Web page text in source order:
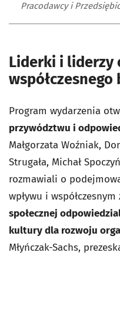
Pracodawcy i
Liderki i liderzy
współczesnego
Program wydarzenia
przywództwu i
Małgorzata Woźniak,
Strugała, Michał
rozmawiali o
wpływu i
społecznej
kultury dla rozwoju
Młyńczak-Sachs,